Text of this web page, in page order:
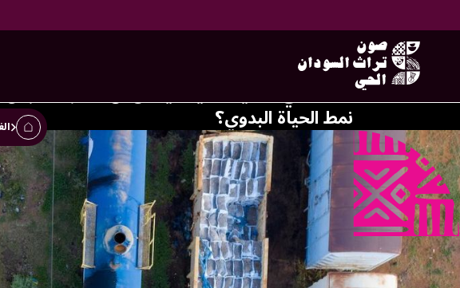
الأرض المتحركة
ماذا تعني المدينة؟ كيف يمكن أن تتحرك
نمط الحياة البدوي؟